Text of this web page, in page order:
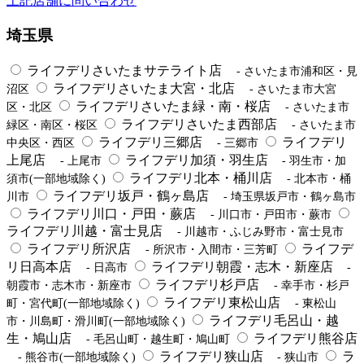
埼玉県
ライフデリさいたまサテライト店
- さいたま市浦和区・見
沼区
ライフデリさいたま大宮・北店
- さいたま市大宮
区・北区
ライフデリさいたま緑・南・桜店
- さいたま市
緑区・南区・桜区
ライフデリさいたま西部店
- さいたま市
中央区・西区
ライフデリ三郷店 - 三郷市
ライフデリ
上尾店
- 上尾市 ライフデリ加須・羽生店
- 羽生市・加
須市(一部地域除く)
ライフデリ北本・桶川店
- 北本市・桶
川市
ライフデリ坂戸・鶴ヶ島店 - 埼玉県坂戸市・鶴ヶ島市
ライフデリ川口・戸田・蕨店 - 川口市・戸田市・蕨市
ライフデリ川越・富士見店 - 川越市・ふじみ野市・富士見市
ライフデリ所沢店 - 所沢市・入間市・三芳町
ライフデ
リ日高本店
- 日高市 ライフデリ朝霞・志木・新座店
-
朝霞市・志木市・新座市
ライフデリ杉戸店
- 幸手市・杉戸
町・宮代町(一部地域除く)
ライフデリ東松山店
- 東松山
市・川島町・滑川町(一部地域除く)
ライフデリ毛呂山・越
生・鳩山店
- 毛呂山町・越生町・鳩山町 ライフデリ熊谷店
- 熊谷市(一部地域除く) ライフデリ狭山店 - 狭山市
ラ